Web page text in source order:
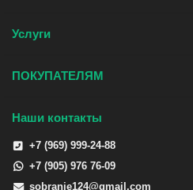
Услуги
ПОКУПАТЕЛЯМ
Наши контакты
+7 (969) 999-24-88
+7 (905) 976 76-09
sobranie124@gmail.com